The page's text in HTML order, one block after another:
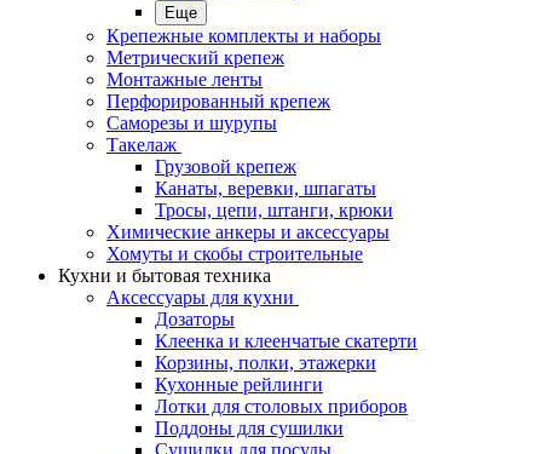
Еще
Крепежные комплекты и наборы
Метрический крепеж
Монтажные ленты
Перфорированный крепеж
Саморезы и шурупы
Такелаж
Грузовой крепеж
Канаты, веревки, шпагаты
Тросы, цепи, штанги, крюки
Химические анкеры и аксессуары
Хомуты и скобы строительные
Кухни и бытовая техника
Аксессуары для кухни
Дозаторы
Клеенка и клеенчатые скатерти
Корзины, полки, этажерки
Кухонные рейлинги
Лотки для столовых приборов
Поддоны для сушилки
Сушилки для посуды